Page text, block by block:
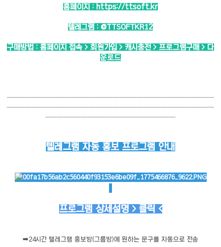
홈페이지 : https://ttsoft.kr
텔레그램 : @TTSOFTKR12
구매방법 : 홈페이지 접속 > 회원가입 > 캐시충전 > 프로그램구매 > 다
운로드
───────────────────────────────────
───────────────────────────────────
──────────────────────
텔레그램 자동 홍보 프로그램 안내
프로그램 상세설명 > 클릭 <
➡️24시간 텔레그램 홍보방(그룹방)에 원하는 문구를 자동으로 전송